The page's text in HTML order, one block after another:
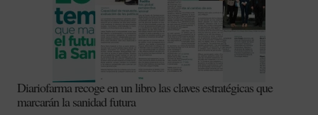
Diariofarma recoge en un libro las claves estratégicas que
marcarán la sanidad futura